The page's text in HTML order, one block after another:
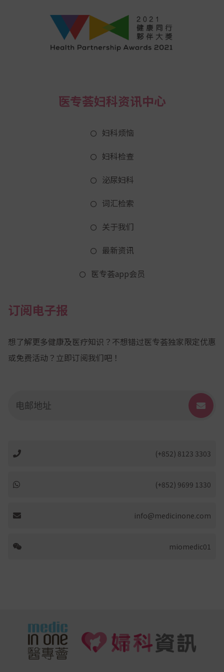
医专荟妇科资讯中心
妇科烦恼
妇科检查
泌尿妇科
词汇检索
关于我们
最新资讯
医专荟app会员
订阅电子报
想了解更多健康及医疗知识？不想错过医专荟独家限定优惠
或免费活动？立即订阅我们吧！
(+852) 8123 3303
(+852) 9699 1330
info@medicinone.com
miomedic01